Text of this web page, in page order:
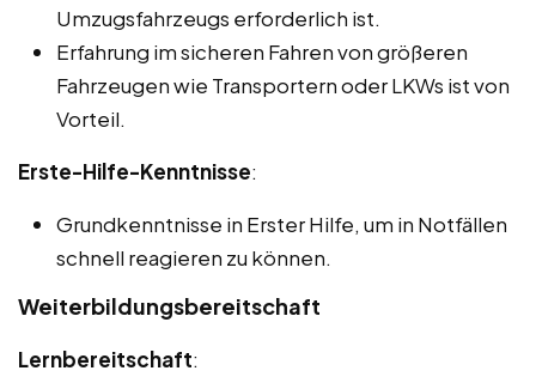
Umzugsfahrzeugs erforderlich ist.
Erfahrung im sicheren Fahren von größeren
Fahrzeugen wie Transportern oder LKWs ist von
Vorteil.
Erste-Hilfe-Kenntnisse:
Grundkenntnisse in Erster Hilfe, um in Notfällen
schnell reagieren zu können.
Weiterbildungsbereitschaft
Lernbereitschaft: